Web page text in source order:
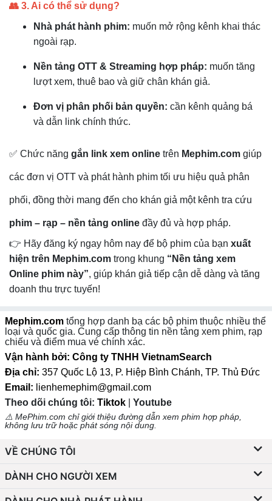
👥 3. Ai có thể sử dụng?
Nhà phát hành phim: muốn mở rộng kênh khai thác
ngoài rạp.
Nền tảng OTT & Streaming hợp pháp: muốn tăng
lượt xem, thuê bao và giữ chân khán giả.
Đơn vị phân phối bản quyền: cần kênh quảng bá
và dẫn link chính thức.
✅ Chức năng gắn link xem online trên Mephim.com giúp
các đơn vị OTT và phát hành phim tối ưu hiệu quả phân
phối, đồng thời mang đến cho khán giả một kênh tra cứu
phim – rạp – nền tảng online đầy đủ và hợp pháp.
👉 Hãy đăng ký ngay hôm nay để bộ phim của bạn xuất
hiện trên Mephim.com trong khung “Nền tảng xem
Online phim này”, giúp khán giả tiếp cận dễ dàng và tăng
doanh thu trực tuyến!
Mephim.com tổng hợp danh bạ các bộ phim thuộc nhiều thể
loại và quốc gia. Cung cấp thông tin nền tảng xem phim, rạp
chiếu và điểm mua vé chính xác.
Vận hành bởi: Công ty TNHH VietnamSearch
Địa chỉ: 357 Quốc Lộ 13, P. Hiệp Bình Chánh, TP. Thủ Đức
Email: lienhemephim@gmail.com
Theo dõi chúng tôi: Tiktok Youtube
⚠️ MePhim.com chỉ giới thiệu đường dẫn xem phim hợp pháp,
không lưu trữ hoặc phát sóng nội dung.
VỀ CHÚNG TÔI
DÀNH CHO NGƯỜI XEM